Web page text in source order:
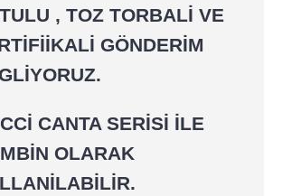
, TOZ TORBALİ VE
GÖNDERİM
CANTA SERİSİ İLE
OLARAK